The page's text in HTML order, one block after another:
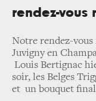
rendez-vous
Notre rendez-vous
Juvigny en
Louis Bertignac
soir, les Belges
et un bouquet final